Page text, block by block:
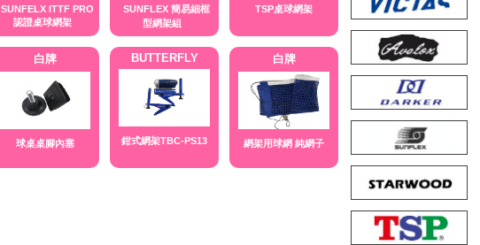
SUNFELX ITTF PRO
認證桌球網架
SUNFLEX 簡易細框
型網架組
TSP桌球網架
白牌
球桌桌腳內塞
BUTTERFLY
鉗式網架TBC-PS13
白牌
網架用球網 純網子